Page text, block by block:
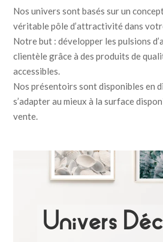
Nos univers sont basés sur un
véritable pôle d’attractivité dans
Notre but : développer les pulsions
clientèle grâce à des produits de
accessibles.
Nos présentoirs sont disponibles en
s’adapter au mieux à la surface
vente.
Univers